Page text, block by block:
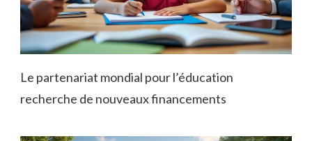
Le partenariat mondial pour l’éducation
recherche de nouveaux financements